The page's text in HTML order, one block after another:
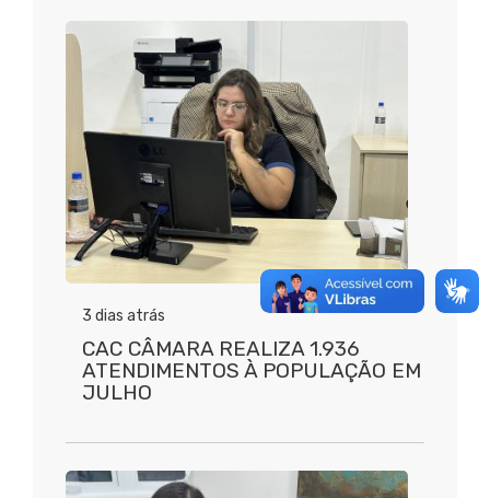
3 dias atrás
CAC CÂMARA REALIZA 1.936
ATENDIMENTOS À POPULAÇÃO EM
JULHO